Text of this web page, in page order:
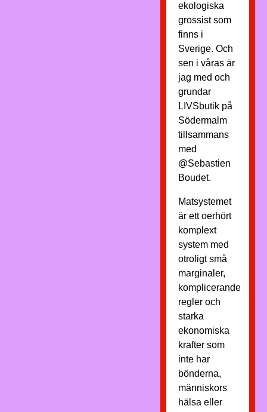
ekologiska
grossist som
finns i
Sverige. Och
sen i våras är
jag med och
grundar
LIVSbutik på
Södermalm
tillsammans
med
@Sebastien
Boudet.
Matsystemet
är ett oerhört
komplext
system med
otroligt små
marginaler,
komplicerande
regler och
starka
ekonomiska
krafter som
inte har
bönderna,
människors
hälsa eller